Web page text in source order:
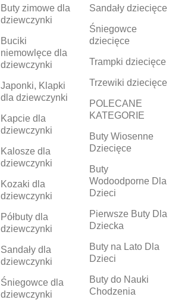
Buty zimowe dla
dziewczynki
Buciki
niemowlęce dla
dziewczynki
Japonki, Klapki
dla dziewczynki
Kapcie dla
dziewczynki
Kalosze dla
dziewczynki
Kozaki dla
dziewczynki
Półbuty dla
dziewczynki
Sandały dla
dziewczynki
Śniegowce dla
dziewczynki
Sandały dziecięce
Śniegowce
dziecięce
Trampki dziecięce
Trzewiki dziecięce
POLECANE
KATEGORIE
Buty Wiosenne
Dziecięce
Buty
Wodoodporne Dla
Dzieci
Pierwsze Buty Dla
Dziecka
Buty na Lato Dla
Dzieci
Buty do Nauki
Chodzenia